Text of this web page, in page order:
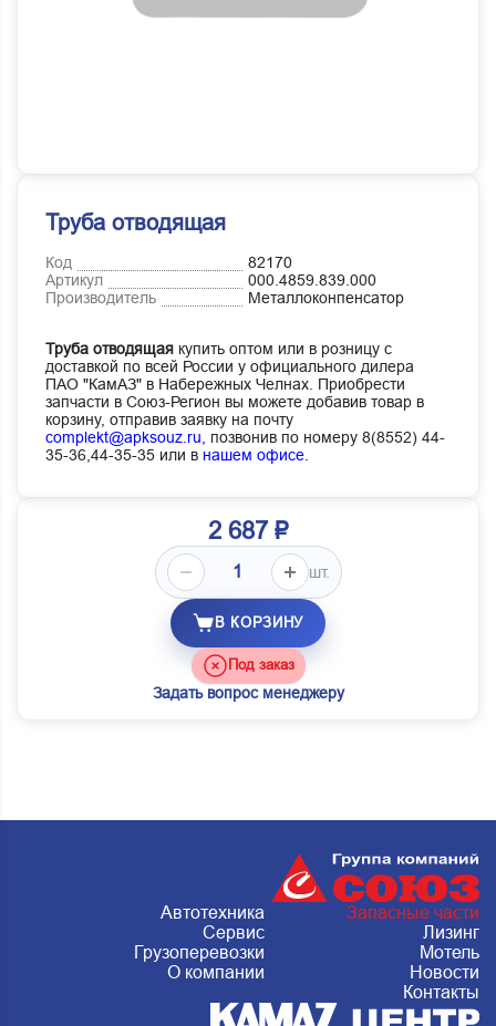
Труба отводящая
Код
82170
Артикул
000.4859.839.000
Производитель
Металлоконпенсатор
Труба отводящая купить оптом или в розницу с
доставкой по всей России у официального дилера
ПАО "КамАЗ" в Набережных Челнах. Приобрести
запчасти в Союз-Регион вы можете добавив товар в
корзину, отправив заявку на почту
complekt@apksouz.ru,
позвонив по номеру 8(8552) 44-
35-36,44-35-35 или в нашем офисе
2 687 ₽
шт.
В КОРЗИНУ
Под заказ
Задать вопрос менеджеру
Автотехника
Запасные части
Сервис
Лизинг
Грузоперевозки
Мотель
О компании
Новости
Контакты